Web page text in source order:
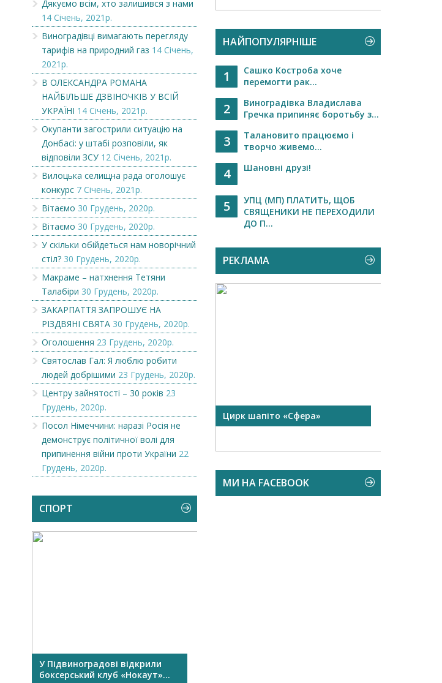
Дякуємо всім, хто залишився з нами
14 Січень, 2021р.
Виноградівці вимагають перегляду
тарифів на природний газ 14 Січень,
2021р.
В ОЛЕКСАНДРА РОМАНА
НАЙБІЛЬШЕ ДЗВІНОЧКІВ У ВСІЙ
УКРАЇНІ 14 Січень, 2021р.
Окупанти загострили ситуацію на
Донбасі: у штабі розповіли, як
відповіли ЗСУ 12 Січень, 2021р.
Вилоцька селищна рада оголошує
конкурс 7 Січень, 2021р.
Вітаємо 30 Грудень, 2020р.
Вітаємо 30 Грудень, 2020р.
У скільки обійдеться нам новорічний
стіл? 30 Грудень, 2020р.
Макраме – натхнення Тетяни
Талабіри 30 Грудень, 2020р.
ЗАКАРПАТТЯ ЗАПРОШУЄ НА
РІЗДВЯНІ СВЯТА 30 Грудень, 2020р.
Оголошення 23 Грудень, 2020р.
Святослав Гал: Я люблю робити
людей добрішими 23 Грудень, 2020р.
Центру зайнятості – 30 років 23
Грудень, 2020р.
Посол Німеччини: наразі Росія не
демонструє політичної волі для
припинення війни проти України 22
Грудень, 2020р.
СПОРТ
У Підвиноградові відкрили
боксерський клуб «Нокаут»...
НАЙПОПУЛЯРНІШЕ
1
Сашко Костроба хоче
перемогти рак...
2
Виноградівка Владислава
Гречка припиняє боротьбу з...
3
Талановито працюємо і
творчо живемо...
4 Шановні друзі!
5
УПЦ (МП) ПЛАТИТЬ, ЩОБ
СВЯЩЕНИКИ НЕ ПЕРЕХОДИЛИ
ДО П...
РЕКЛАМА
Викупимо бруньки чорної
смородини...
Цирк шапіто «Сфера»
МИ НА FACEBOOK